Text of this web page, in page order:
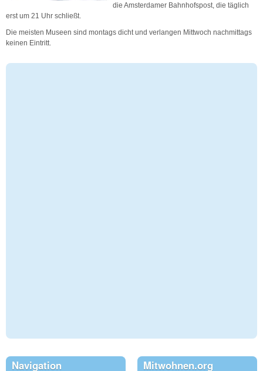
die Amsterdamer Bahnhofspost, die täglich
erst um 21 Uhr schließt.
Die meisten Museen sind montags dicht und verlangen Mittwoch nachmittags
keinen Eintritt.
Navigation Mitwohnen.org